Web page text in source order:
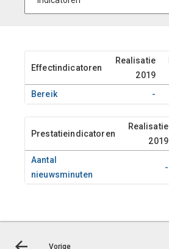
Effectindicatoren
Realisatie
2019
Bereik
-
Prestatieindicatoren
Realisatie
2019
Aantal
nieuwsminuten
-
Vorige